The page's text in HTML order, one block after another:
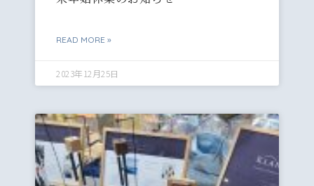
READ MORE »
2023年12月25日